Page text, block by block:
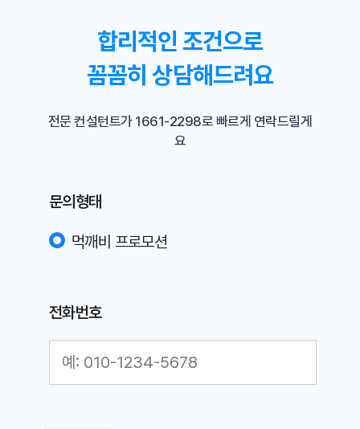
합리적인 조건으로
꼼꼼히 상담해드려요
전문 컨설턴트가 1661-2298로 빠르게 연락드릴게
요
문의형태
먹깨비 프로모션
전화번호